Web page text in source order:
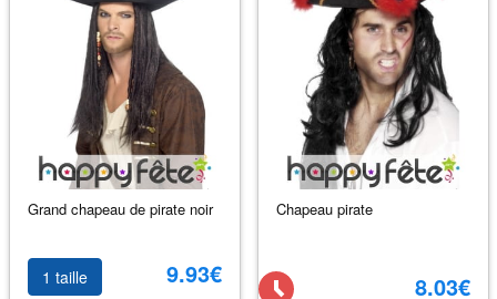
Grand chapeau de pirate noir
1 taille 9.93€
Chapeau pirate
8.03€